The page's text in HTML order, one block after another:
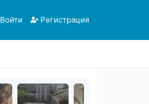
Войти Регистрация